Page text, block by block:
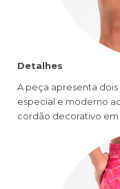
Detalhes
A peça apresenta
especial e moderno
cordão decorativo em